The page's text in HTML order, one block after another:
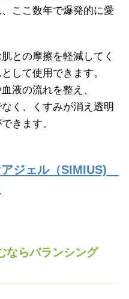
ここ数年で爆発的に愛
との摩擦を軽減してく
して使用できます。
液の流れを整え、
く、くすみが消え透明
きます。
ジェル（SIMIUS)
ならバランシング